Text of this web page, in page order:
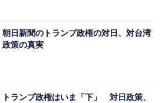
朝日新聞のトランプ政権の対日、対台湾
政策の真実
トランプ政権はいま「下」 対日政策、